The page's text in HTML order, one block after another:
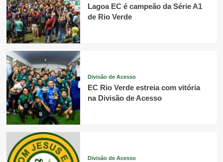
Lagoa EC é campeão da Série A1
de Rio Verde
Divisão de Acesso
EC Rio Verde estreia com vitória
na Divisão de Acesso
Divisão de Acesso